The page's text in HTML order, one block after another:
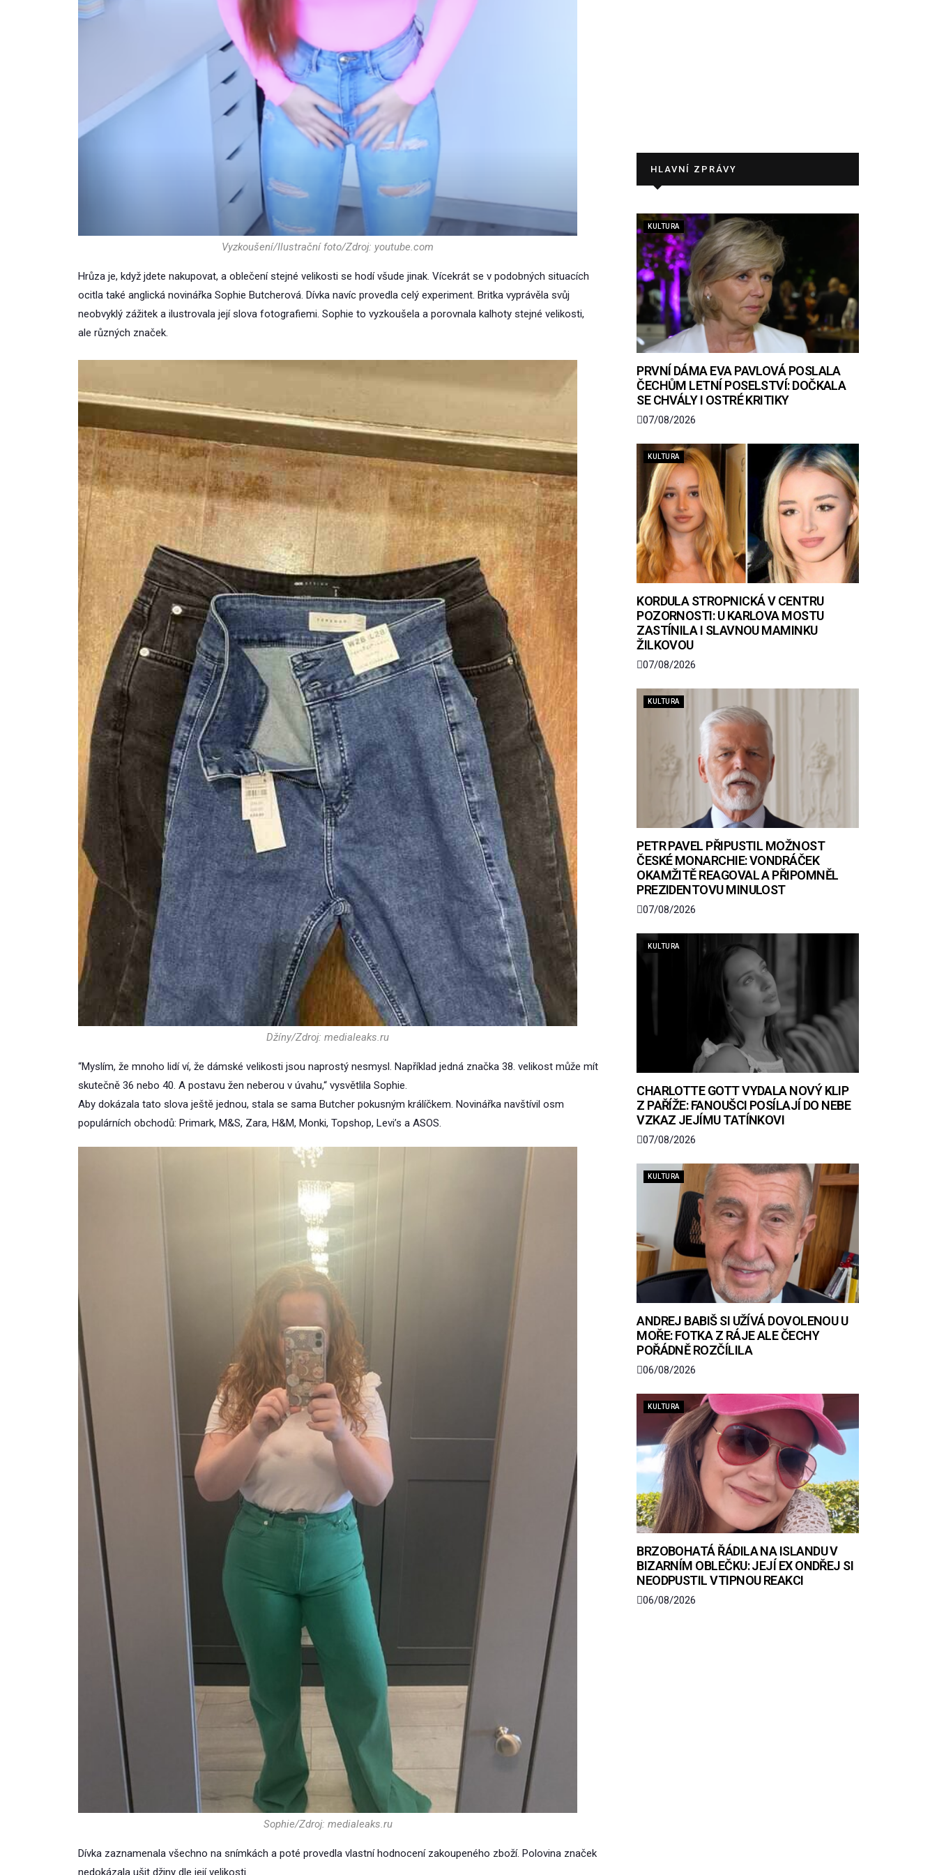
Vyzkoušení/Ilustrační foto/Zdroj: youtube.com
Hrůza je, když jdete nakupovat, a oblečení stejné velikosti se hodí všude jinak. Vícekrát se v podobných situacích
ocitla také anglická novinářka Sophie Butcherová. Dívka navíc provedla celý experiment. Britka vyprávěla svůj
neobvyklý zážitek a ilustrovala její slova fotografiemi. Sophie to vyzkoušela a porovnala kalhoty stejné velikosti,
ale různých značek.
Džíny/Zdroj: medialeaks.ru
“Myslím, že mnoho lidí ví, že dámské velikosti jsou naprostý nesmysl. Například jedná značka 38. velikost může mít
skutečně 36 nebo 40. A postavu žen neberou v úvahu,“ vysvětlila Sophie.
Aby dokázala tato slova ještě jednou, stala se sama Butcher pokusným králíčkem. Novinářka navštívil osm
populárních obchodů: Primark, M&S, Zara, H&M, Monki, Topshop, Levi’s a ASOS.
Sophie/Zdroj: medialeaks.ru
Dívka zaznamenala všechno na snímkách a poté provedla vlastní hodnocení zakoupeného zboží. Polovina značek
HLAVNÍ ZPRÁVY
KULTURA
PRVNÍ DÁMA EVA PAVLOVÁ POSLALA
ČECHŮM LETNÍ POSELSTVÍ: DOČKALA
SE CHVÁLY I OSTRÉ KRITIKY
07/08/2026
KULTURA
KORDULA STROPNICKÁ V CENTRU
POZORNOSTI: U KARLOVA MOSTU
ZASTÍNILA I SLAVNOU MAMINKU
ŽILKOVOU
07/08/2026
KULTURA
PETR PAVEL PŘIPUSTIL MOŽNOST
ČESKÉ MONARCHIE: VONDRÁČEK
OKAMŽITĚ REAGOVAL A PŘIPOMNĚL
PREZIDENTOVU MINULOST
07/08/2026
KULTURA
CHARLOTTE GOTT VYDALA NOVÝ KLIP
Z PAŘÍŽE: FANOUŠCI POSÍLAJÍ DO NEBE
VZKAZ JEJÍMU TATÍNKOVI
07/08/2026
KULTURA
ANDREJ BABIŠ SI UŽÍVÁ DOVOLENOU U
MOŘE: FOTKA Z RÁJE ALE ČECHY
POŘÁDNĚ ROZČÍLILA
06/08/2026
KULTURA
BRZOBOHATÁ ŘÁDILA NA ISLANDU V
BIZARNÍM OBLEČKU: JEJÍ EX ONDŘEJ SI
NEODPUSTIL VTIPNOU REAKCI
06/08/2026